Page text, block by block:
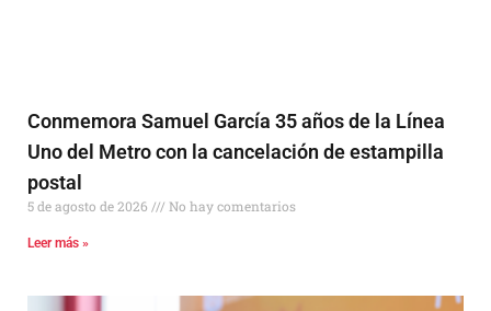
Conmemora Samuel García 35 años de la Línea
Uno del Metro con la cancelación de estampilla
postal
5 de agosto de 2026 No hay comentarios
Leer más »